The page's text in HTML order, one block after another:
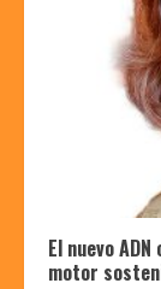
El nuevo
motor